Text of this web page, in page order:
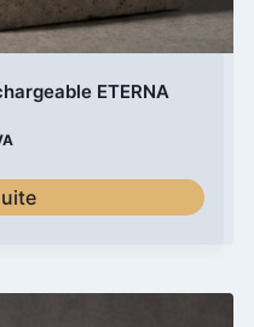
ETERNA